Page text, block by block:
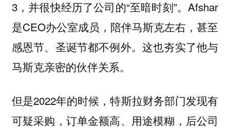
3，并很快经历了公司的“至暗时刻”。Afshar
是CEO办公室成员，陪伴马斯克左右，甚至
感恩节、圣诞节都不例外。这也夯实了他与
马斯克亲密的伙伴关系。
但是2022年的时候，特斯拉财务部门发现有
可疑采购，订单金额高、用途模糊，后公司